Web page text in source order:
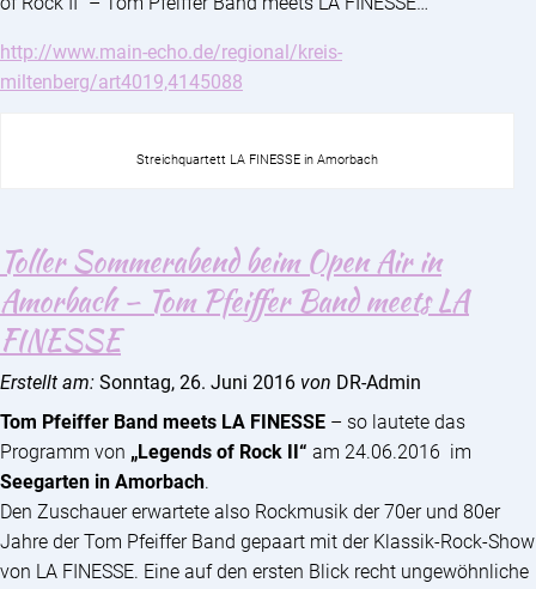
http://www.main-echo.de/regional/kreis-
miltenberg/art4019,4145088
Streichquartett LA FINESSE in Amorbach
Toller Sommerabend beim Open Air in
Amorbach – Tom Pfeiffer Band meets LA
FINESSE
Erstellt am: Sonntag, 26. Juni 2016 von DR-Admin
Tom Pfeiffer Band meets LA FINESSE – so lautete das
Programm von „Legends of Rock II“ am 24.06.2016 im
Seegarten in Amorbach.
Den Zuschauer erwartete also Rockmusik der 70er und 80er
Jahre der Tom Pfeiffer Band gepaart mit der Klassik-Rock-Show
von LA FINESSE. Eine auf den ersten Blick recht ungewöhnliche